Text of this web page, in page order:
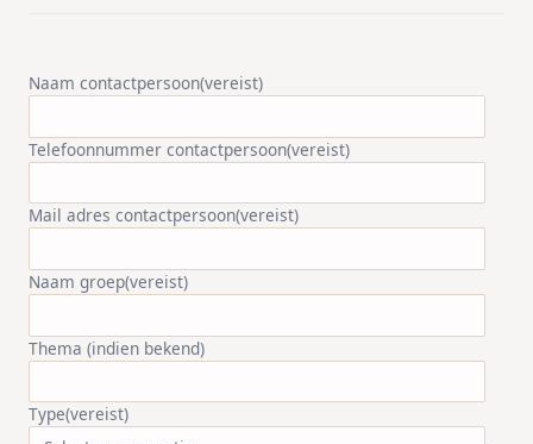
Naam contactpersoon(vereist)
Telefoonnummer contactpersoon(vereist)
Mail adres contactpersoon(vereist)
Naam groep(vereist)
Thema (indien bekend)
Type(vereist)